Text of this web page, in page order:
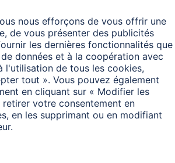
Hama Smart Home
Ajouter des appareils à
d'emploi
5 minutes de lecture